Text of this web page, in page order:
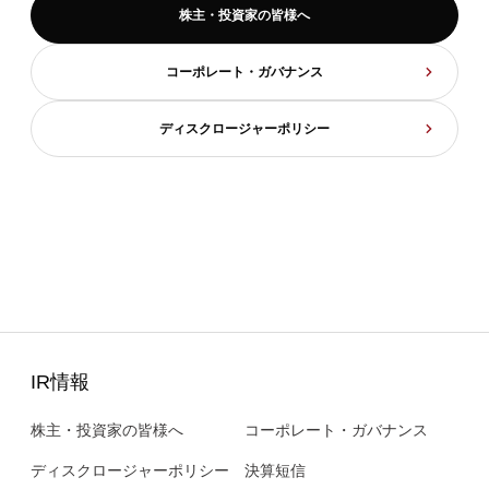
株主・投資家の皆様へ
コーポレート・ガバナンス
ディスクロージャーポリシー
IR情報
株主・投資家の皆様へ コーポレート・ガバナンス
ディスクロージャーポリシー 決算短信